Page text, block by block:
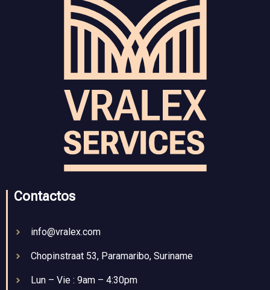
Contactos
info@vralex.com
Chopinstraat 53, Paramaribo, Suriname
Lun – Vie : 9am – 4:30pm